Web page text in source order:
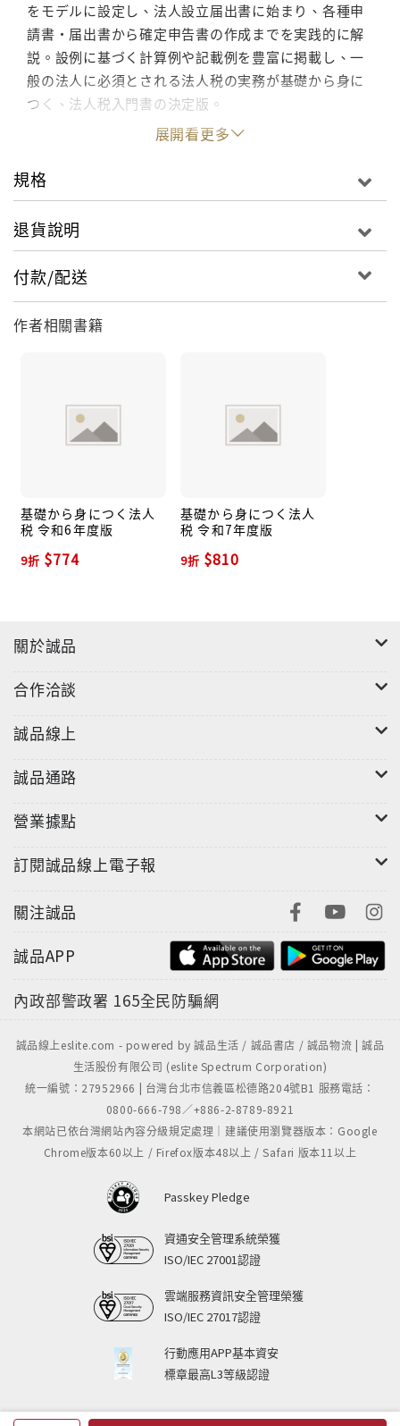
をモデルに設定し、法人設立届出書に始まり、各種申
請書・届出書から確定申告書の作成までを実践的に解
説。設例に基づく計算例や記載例を豊富に掲載し、一
般の法人に必須とされる法人税の実務が基礎から身に
つく、法人税入門書の決定版。
展開看更多
規格
退貨說明
付款/配送
作者相關書籍
基礎から身につく法人
税 令和6年度版
9折 $774
基礎から身につく法人
税 令和7年度版
9折 $810
關於誠品
合作洽談
誠品線上
誠品通路
營業據點
訂閱誠品線上電子報
關注誠品
誠品APP
內政部警政署 165全民防騙網
誠品線上eslite.com - powered by 誠品生活 / 誠品書店 / 誠品物流 | 誠品
生活股份有限公司 (eslite Spectrum Corporation)
統一編號：27952966 | 台灣台北市信義區松德路204號B1 服務電話：
0800-666-798／+886-2-8789-8921
本網站已依台灣網站內容分級規定處理｜建議使用瀏覽器版本：Google
Chrome版本60以上 / Firefox版本48以上 / Safari 版本11以上
Passkey Pledge
資通安全管理系統榮獲
ISO/IEC 27001認證
雲端服務資訊安全管理榮獲
ISO/IEC 27017認證
行動應用APP基本資安
標章最高L3等級認證